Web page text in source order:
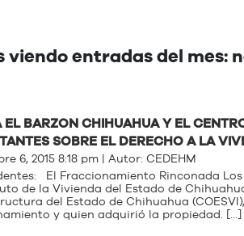
viendo entradas del mes:
EL BARZON CHIHUAHUA Y EL
SOBRE EL DERECHO A LA
6, 2015 8:18 pm | Autor: CEDEHM
El Fraccionamiento Rinconada
de la Vivienda del Estado de
del Estado de Chihuahua
y quien adquirió la propiedad. […]